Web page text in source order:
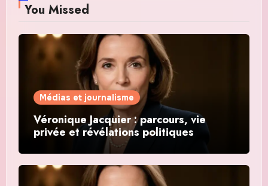
You Missed
Médias et journalisme
Véronique Jacquier : parcours, vie
privée et révélations politiques